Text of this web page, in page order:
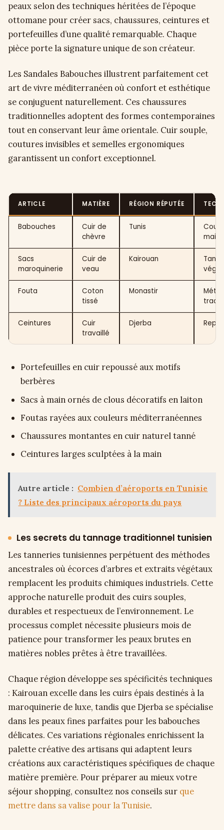
peaux selon des techniques héritées de l’époque
ottomane pour créer sacs, chaussures, ceintures et
portefeuilles d’une qualité remarquable. Chaque
pièce porte la signature unique de son créateur.
Les Sandales Babouches illustrent parfaitement cet
art de vivre méditerranéen où confort et esthétique
se conjuguent naturellement. Ces chaussures
traditionnelles adoptent des formes contemporaines
tout en conservant leur âme orientale. Cuir souple,
coutures invisibles et semelles ergonomiques
garantissent un confort exceptionnel.
ARTICLE MATIÈRE RÉGION RÉPUTÉE
Babouches
Cuir de
chèvre
Tunis
main
Sacs
maroquinerie
Cuir de
veau
Kairouan
Fouta
Coton
tissé
Monastir
Ceintures
Cuir
travaillé
Djerba
Portefeuilles en cuir repoussé aux motifs
berbères
Sacs à main ornés de clous décoratifs en laiton
Foutas rayées aux couleurs méditerranéennes
Chaussures montantes en cuir naturel tanné
Ceintures larges sculptées à la main
Autre article : Combien d’aéroports en Tunisie
? Liste des principaux aéroports du pays
Les secrets du tannage traditionnel tunisien
Les tanneries tunisiennes perpétuent des méthodes
ancestrales où écorces d’arbres et extraits végétaux
remplacent les produits chimiques industriels. Cette
approche naturelle produit des cuirs souples,
durables et respectueux de l’environnement. Le
processus complet nécessite plusieurs mois de
patience pour transformer les peaux brutes en
matières nobles prêtes à être travaillées.
Chaque région développe ses spécificités techniques
: Kairouan excelle dans les cuirs épais destinés à la
maroquinerie de luxe, tandis que Djerba se spécialise
dans les peaux fines parfaites pour les babouches
délicates. Ces variations régionales enrichissent la
palette créative des artisans qui adaptent leurs
créations aux caractéristiques spécifiques de chaque
matière première. Pour préparer au mieux votre
séjour shopping, consultez nos conseils sur que
mettre dans sa valise pour la Tunisie.